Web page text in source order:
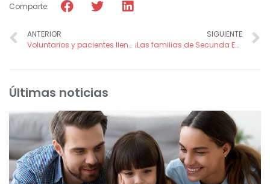
Comparte:
ANTERIOR
Voluntarios y pacientes llenan el Hospital de la Caridad – Los Pinos de Cartagena de alegría y color
SIGUIENTE
¡Las familias de Secunda Educa visitan Terra Natura!
Últimas noticias